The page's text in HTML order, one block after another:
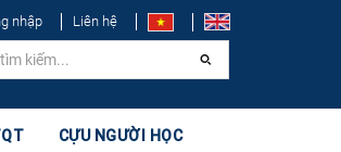
nhập Liên hệ
CỰU NGƯỜI HỌC